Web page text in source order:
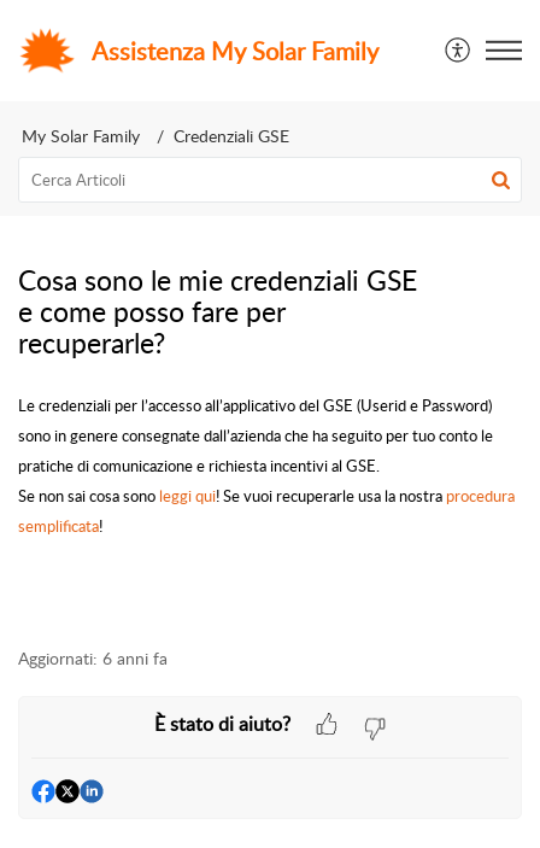
Assistenza My Solar Family
My Solar Family Credenziali GSE
Cosa sono le mie credenziali GSE
e come posso fare per
recuperarle?
Le credenziali per l’accesso all’applicativo del GSE (Userid e Password)
sono in genere consegnate dall’azienda che ha seguito per tuo conto le
pratiche di comunicazione e richiesta incentivi al GSE.
Se non sai cosa sono leggi qui! Se vuoi recuperarle usa la nostra procedura
semplificata!
Aggiornati: 6 anni fa
È stato di aiuto?